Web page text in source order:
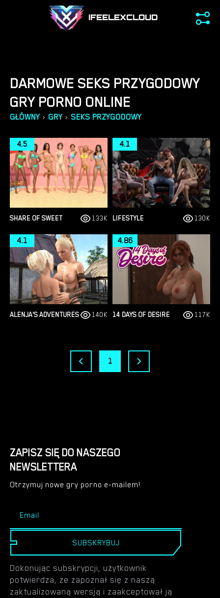
IFEELEXCLOUD
DARMOWE SEKS PRZYGODOWY
GRY PORNO ONLINE
GŁÓWNY › GRY › SEKS PRZYGODOWY
SHARE OF SWEET
4.5
133K LIFESTYLE
4.1
130K
ALENJA'S ADVENTURES
4.1
140K 14 DAYS OF DESIRE
4.86
117K
1
ZAPISZ SIĘ DO NASZEGO
NEWSLETTERA
Otrzymuj nowe gry porno e-mailem!
SUBSKRYBUJ
Dokonując subskrypcji, użytkownik
potwierdza, że zapoznał się z naszą
zaktualizowaną wersją i zaakceptował ją